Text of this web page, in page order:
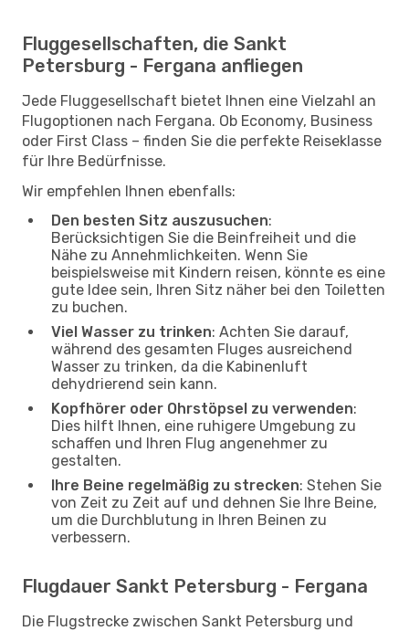
Fluggesellschaften, die Sankt
Petersburg - Fergana anfliegen
Jede Fluggesellschaft bietet Ihnen eine Vielzahl an
Flugoptionen nach Fergana. Ob Economy, Business
oder First Class – finden Sie die perfekte Reiseklasse
für Ihre Bedürfnisse.
Wir empfehlen Ihnen ebenfalls:
Den besten Sitz auszusuchen:
Berücksichtigen Sie die Beinfreiheit und die
Nähe zu Annehmlichkeiten. Wenn Sie
beispielsweise mit Kindern reisen, könnte es eine
gute Idee sein, Ihren Sitz näher bei den Toiletten
zu buchen.
Viel Wasser zu trinken: Achten Sie darauf,
während des gesamten Fluges ausreichend
Wasser zu trinken, da die Kabinenluft
dehydrierend sein kann.
Kopfhörer oder Ohrstöpsel zu verwenden:
Dies hilft Ihnen, eine ruhigere Umgebung zu
schaffen und Ihren Flug angenehmer zu
gestalten.
Ihre Beine regelmäßig zu strecken: Stehen Sie
von Zeit zu Zeit auf und dehnen Sie Ihre Beine,
um die Durchblutung in Ihren Beinen zu
verbessern.
Flugdauer Sankt Petersburg - Fergana
Die Flugstrecke zwischen Sankt Petersburg und